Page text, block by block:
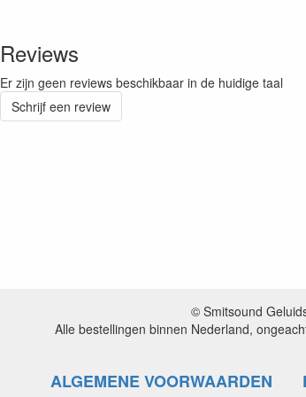
Reviews
Er zijn geen reviews beschikbaar in de huidige taal
Schrijf een review
© Smitsound
Alle bestellingen binnen Nederland,
ALGEMENE VOORWAARDEN